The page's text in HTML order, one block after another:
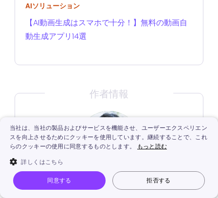
AIソリューション
【AI動画生成はスマホで十分！】無料の動画自
動生成アプリ14選
作者情報
佐々木誠
当社は、当社の製品およびサービスを機能させ、ユーザーエクスペリエン
スを向上させるためにクッキーを使用しています。継続することで、これ
らのクッキーの使用に同意するものとします。
もっと読む
詳しくはこちら
同意する 拒否する